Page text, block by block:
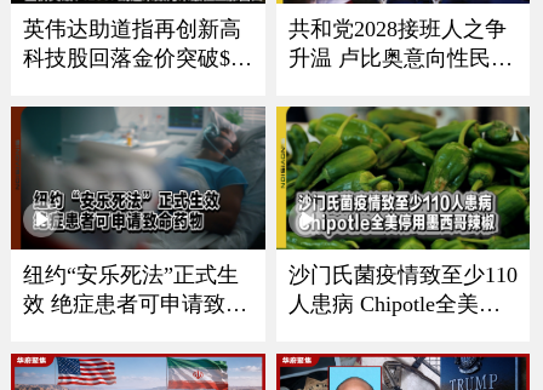
维持参议院多数席位概
英伟达助道指再创新高
科技股回落金价突破$42
共和党2028接班人之争
升温 卢比奥意向性民调
纽约“安乐死法”正式生
效 绝症患者可申请致命
沙门氏菌疫情致至少110
人患病 Chipotle全美停